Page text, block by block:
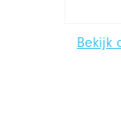
Bekijk